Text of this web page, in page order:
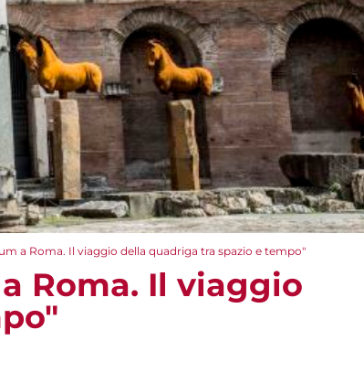
a Roma. Il viaggio della quadriga tra spazio e tempo"
Roma. Il viaggio